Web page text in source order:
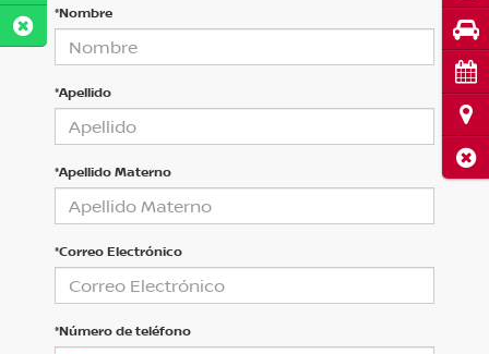
*Nombre
*Apellido
*Apellido Materno
*Correo Electrónico
*Número de teléfono